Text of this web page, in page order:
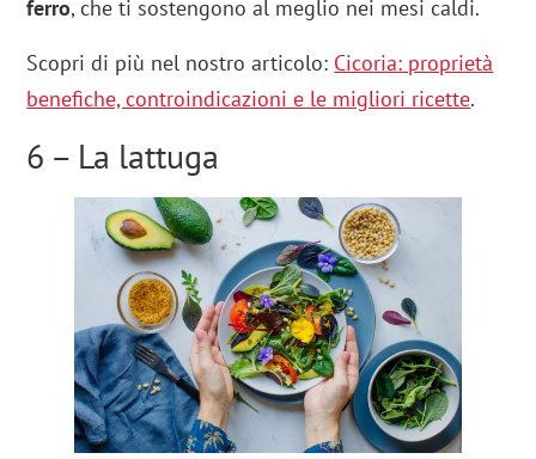
ferro, che ti sostengono al meglio nei mesi caldi.
Scopri di più nel nostro articolo: Cicoria: proprietà
benefiche, controindicazioni e le migliori ricette.
6 – La lattuga